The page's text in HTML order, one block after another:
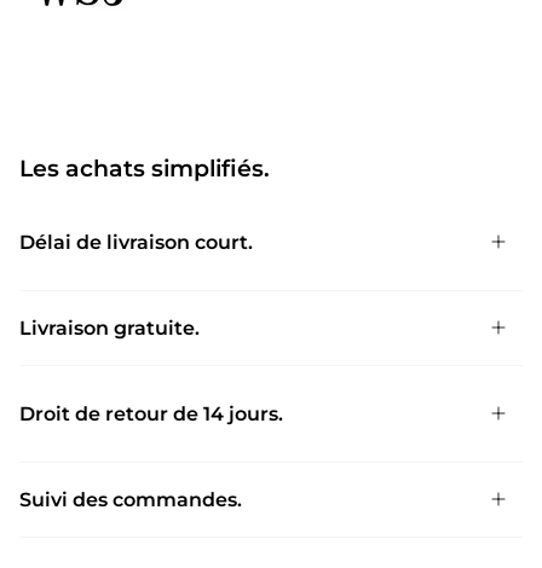
Les achats simplifiés.
Délai de livraison court.
Livraison gratuite.
Droit de retour de 14 jours.
Suivi des commandes.